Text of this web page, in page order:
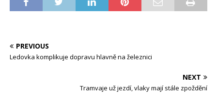
PREVIOUS
Ledovka komplikuje dopravu hlavně na železnici
NEXT
Tramvaje už jezdí, vlaky mají stále zpoždění